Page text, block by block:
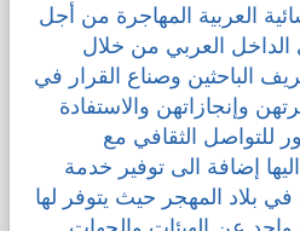
العربية المهاجرة من أجل
الداخل العربي من خلال
الباحثين وصناع القرار في
وإنجازاتهن والاستفادة
للتواصل الثقافي مع
إضافة الى توفير خدمة
في بلاد المهجر حيث يتوفر لها